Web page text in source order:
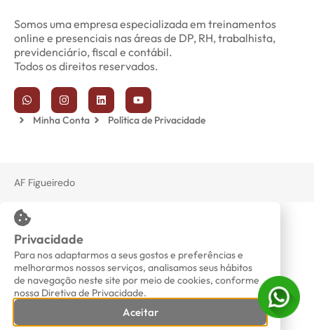
Somos uma empresa especializada em treinamentos
online e presenciais nas áreas de DP, RH, trabalhista,
previdenciário, fiscal e contábil.
Todos os direitos reservados.
Minha Conta Política de Privacidade
AF Figueiredo
Privacidade
Para nos adaptarmos a seus gostos e preferências e
melhorarmos nossos serviços, analisamos seus hábitos
de navegação neste site por meio de cookies, conforme
nossa Diretiva de Privacidade.
Aceitar